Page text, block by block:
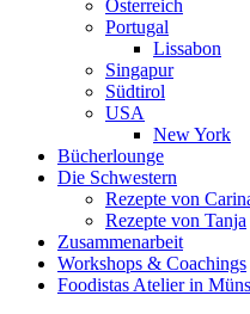
Österreich
Portugal
Lissabon
Singapur
Südtirol
USA
New York
Bücherlounge
Die Schwestern
Rezepte von
Rezepte von Tanja
Zusammenarbeit
Workshops & Coachings
Foodistas Atelier in